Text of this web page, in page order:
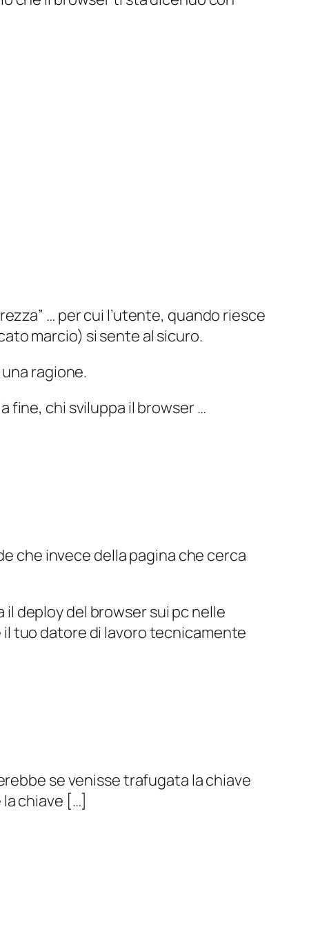
… per cui l’utente, quando riesce
marcio) si sente al sicuro.
ragione.
fine, chi sviluppa il browser …
che invece della pagina che cerca
il deploy del browser sui pc nelle
tuo datore di lavoro tecnicamente
se venisse trafugata la chiave
chiave […]